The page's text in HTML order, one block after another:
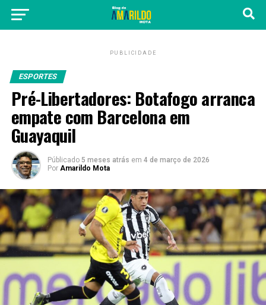
PUBLICIDADE
ESPORTES
Pré-Libertadores: Botafogo arranca
empate com Barcelona em
Guayaquil
Públicado 5 meses atrás em 4 de março de 2026
Por Amarildo Mota